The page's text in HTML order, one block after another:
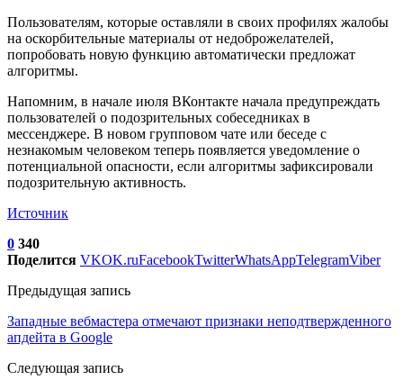
Пользователям, которые оставляли в своих профилях жалобы
на оскорбительные материалы от недоброжелателей,
попробовать новую функцию автоматически предложат
алгоритмы.
Напомним, в начале июля ВКонтакте начала предупреждать
пользователей о подозрительных собеседниках в
мессенджере. В новом групповом чате или беседе с
незнакомым человеком теперь появляется уведомление о
потенциальной опасности, если алгоритмы зафиксировали
подозрительную активность.
Источник
0 340
Поделится VKOK.ruFacebookTwitterWhatsAppTelegramViber
Предыдущая запись
Западные вебмастера отмечают признаки неподтвержденного
апдейта в Google
Следующая запись